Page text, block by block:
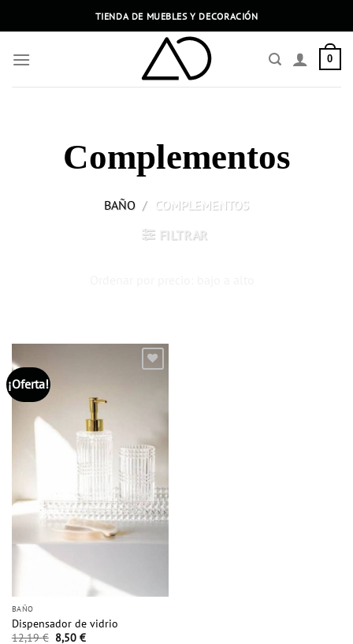
al
TIENDA DE MUEBLES Y DECORACIÓN
0
Complementos
BAÑO / COMPLEMENTOS
FILTRAR
¡Oferta!
de
deseos
BAÑO
Dispensador de vidrio
12,19€ El
8,50 €El